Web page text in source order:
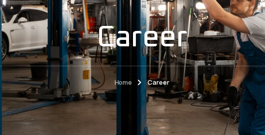
Career
Home Career